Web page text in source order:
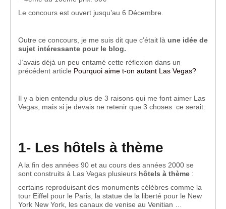
Le concours est ouvert jusqu’au 6 Décembre.
Outre ce concours, je me suis dit que c’était là une idée de
sujet intéressante pour le blog.
J’avais déjà un peu entamé cette réflexion dans un
précédent article Pourquoi aime t-on autant Las Vegas?
Il y a bien entendu plus de 3 raisons qui me font aimer Las
Vegas, mais si je devais ne retenir que 3 choses ce serait:
1- Les hôtels à thème
A la fin des années 90 et au cours des années 2000 se
sont construits à Las Vegas plusieurs hôtels à thème :
certains reproduisant des monuments célèbres comme la
tour Eiffel pour le Paris, la statue de la liberté pour le New
York New York, les canaux de venise au Venitian …